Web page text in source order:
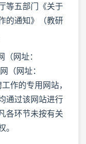
等五部门《关于
的通知》（教研
网址：
（网址：
作的专用网站，
通过该网站进行
各环节未按有关